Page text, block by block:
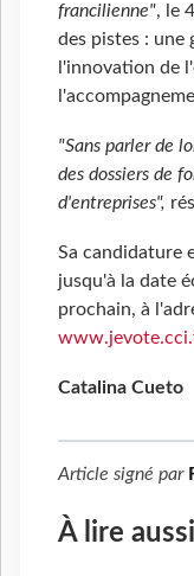
francilienne", le
des pistes : une
l'innovation de
"Sans parler de
des dossiers de
d'entreprises",
Sa candidature
jusqu'à la date
prochain, à
Catalina Cueto
Article signé par
À lire aussi